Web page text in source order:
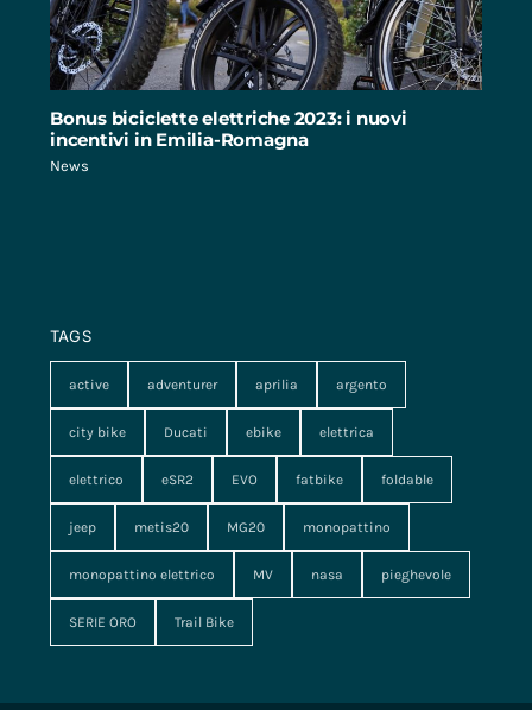
Bonus biciclette elettriche 2023: i nuovi
incentivi in Emilia-Romagna
News
TAGS
active adventurer aprilia argento
city bike Ducati ebike elettrica
elettrico eSR2 EVO fatbike foldable
jeep metis20 MG20 monopattino
monopattino elettrico MV nasa pieghevole
SERIE ORO Trail Bike